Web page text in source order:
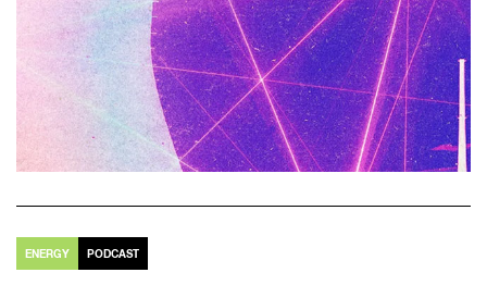
ENERGY PODCAST